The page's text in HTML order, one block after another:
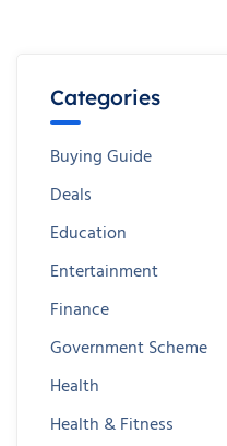
Categories
Buying Guide
Deals
Education
Entertainment
Finance
Government Scheme
Health
Health & Fitness